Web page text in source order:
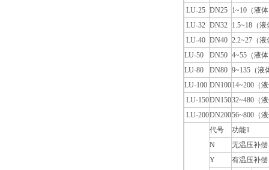
LU-25 DN25 1~10（液
LU-32 DN32 1.5~18（液
LU-40 DN40 2.2~27（液
LU-50
DN50 4~55（液
LU-80
DN80 9~135（液
LU-100 DN10014~200（
LU-150DN15032~480（
LU-200DN20056~800（
代号
功能1
N
无温压补偿
Y
有温压补偿